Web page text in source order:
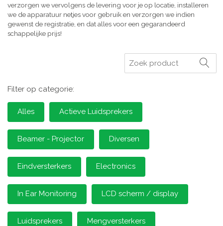
verzorgen we vervolgens de levering voor je op locatie, installeren
we de apparatuur netjes voor gebruik en verzorgen we indien
gewenst de registratie, en dat alles voor een gegarandeerd
schappelijke prijs!
Zoeken
Filter op categorie:
Alles Actieve Luidsprekers
Beamer - Projector Diversen
Eindversterkers Electronics
In Ear Monitoring LCD scherm / display
Luidsprekers Mengversterkers